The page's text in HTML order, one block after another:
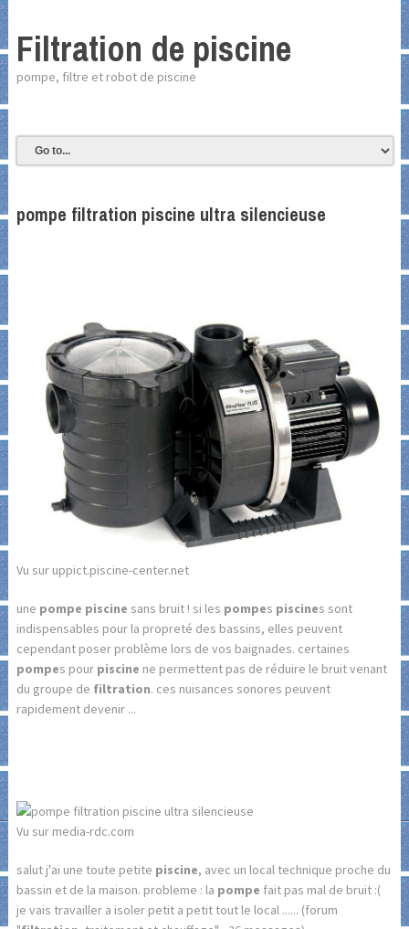
Filtration de piscine
pompe, filtre et robot de piscine
pompe filtration piscine ultra silencieuse
Vu sur uppict.piscine-center.net
une pompe piscine sans bruit ! si les pompes piscines sont
indispensables pour la propreté des bassins, elles peuvent
cependant poser problème lors de vos baignades. certaines
pompes pour piscine ne permettent pas de réduire le bruit venant
du groupe de filtration. ces nuisances sonores peuvent
rapidement devenir ...
Vu sur media-rdc.com
salut j'ai une toute petite piscine, avec un local technique proche du
bassin et de la maison. probleme : la pompe fait pas mal de bruit :(
je vais travailler a isoler petit a petit tout le local ...... (forum